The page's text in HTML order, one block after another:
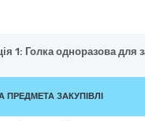
1: Голка одноразова для
ПРЕДМЕТА ЗАКУПІВЛІ